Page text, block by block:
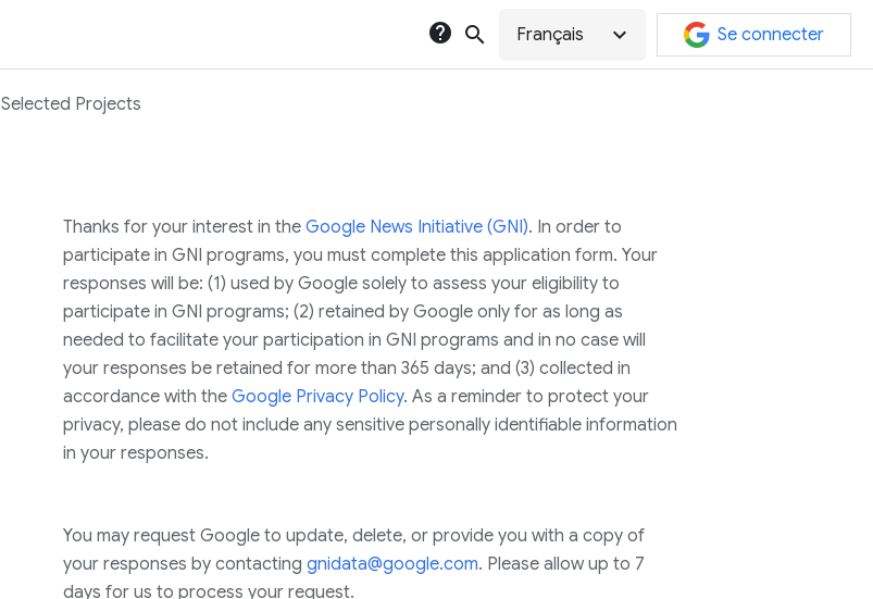
Selected Projects
help search Français expand_more Se connecter
Thanks for your interest in the Google News Initiative (GNI). In order to
participate in GNI programs, you must complete this application form. Your
responses will be: (1) used by Google solely to assess your eligibility to
participate in GNI programs; (2) retained by Google only for as long as
needed to facilitate your participation in GNI programs and in no case will
your responses be retained for more than 365 days; and (3) collected in
accordance with the Google Privacy Policy. As a reminder to protect your
privacy, please do not include any sensitive personally identifiable information
in your responses.
You may request Google to update, delete, or provide you with a copy of
your responses by contacting gnidata@google.com. Please allow up to 7
days for us to process your request.